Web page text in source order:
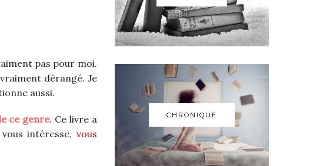
pas pour moi.
dérangé. Je
aussi.
ce genre. Ce livre a
intéresse, vous
CHRONIQUE